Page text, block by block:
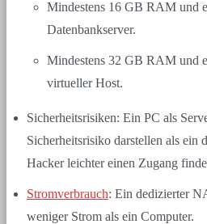
Mindestens 16 GB RAM und
Datenbankserver.
Mindestens 32 GB RAM und
virtueller Host.
Sicherheitsrisiken: Ein PC als
Sicherheitsrisiko darstellen als ein
Hacker leichter einen Zugang
Stromverbrauch: Ein dedizierter
weniger Strom als ein Computer.